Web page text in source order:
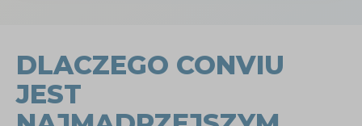
DLACZEGO CONVIU
JEST